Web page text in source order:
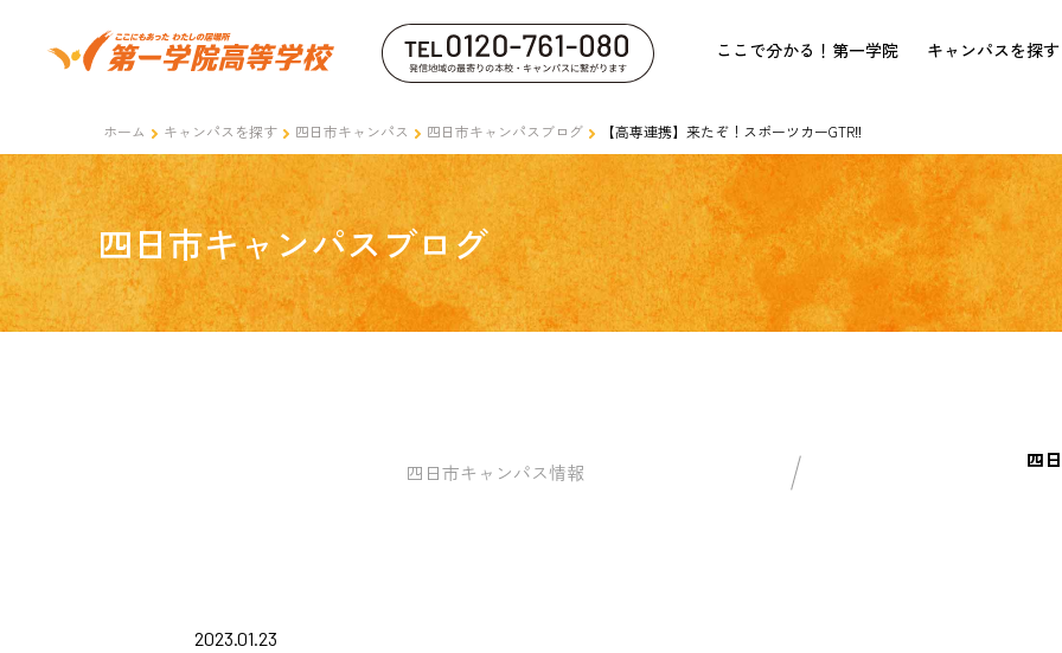
ここで分かる！第一学院 キャンパスを探す
ホーム キャンパスを探す 四日市キャンパス 四日市キャンパスブログ 【高専連携】来たぞ！スポーツカーGTR‼
四日市キャンパスブログ
四日市キャンパス情報
四
2023.01.23